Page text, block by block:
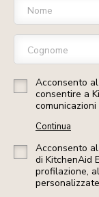
Nome
Cognome
Acconsento
consentire a
Continua
Acconsento
di KitchenAid
profilazione,